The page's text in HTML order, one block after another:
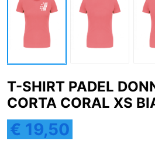
T-SHIRT PADEL
CORTA CORAL XS
€ 19,50